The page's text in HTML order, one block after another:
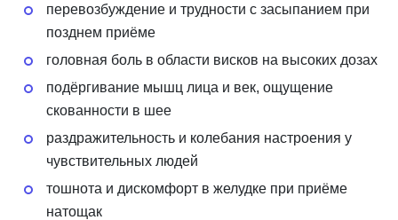
перевозбуждение и трудности с засыпанием при
позднем приёме
головная боль в области висков на высоких дозах
подёргивание мышц лица и век, ощущение
скованности в шее
раздражительность и колебания настроения у
чувствительных людей
тошнота и дискомфорт в желудке при приёме
натощак